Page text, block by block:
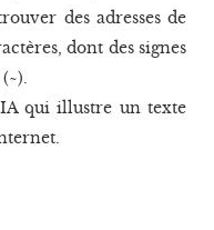
des adresses de
dont des signes
qui illustre un texte